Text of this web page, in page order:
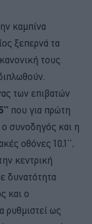
καμπίνα
ξεπερνά τα
τους
των επιβατών
που για πρώτη
συνοδηγός και η
οθόνες 10,1’’,
κεντρική
δυνατότητα
και ο
ρυθμιστεί ως